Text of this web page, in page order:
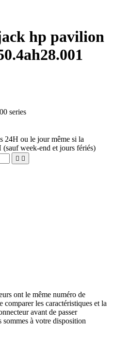
hp pavilion
series
24H ou le jour même si la
(sauf week-end et jours fériés)
 
ont le même numéro de
les caractéristiques et la
avant de passer
sommes à votre disposition